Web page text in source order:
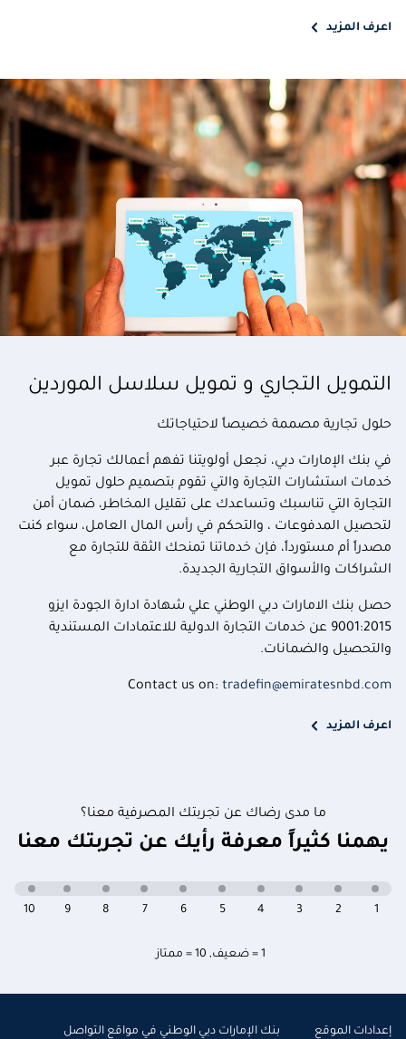
اعرف المزيد
التمويل التجاري و تمويل سلاسل الموردين
حلول تجارية مصممة خصيصاً لاحتياجاتك
في بنك الإمارات دبي، نجعل أولويتنا تفهم أعمالك تجارة عبر
خدمات استشارات التجارة والتي تقوم بتصميم حلول تمويل
التجارة التي تناسبك وتساعدك على تقليل المخاطر، ضمان أمن
لتحصيل المدفوعات ، والتحكم في رأس المال العامل، سواء كنت
مصدراً أم مستورداً، فإن خدماتنا تمنحك الثقة للتجارة مع
الشراكات والأسواق التجارية الجديدة.
حصل بنك الامارات دبي الوطني علي شهادة ادارة الجودة ايزو
9001:2015 عن خدمات التجارة الدولية للاعتمادات المستندية
والتحصيل والضمانات.
Contact us on: tradefin@emiratesnbd.com
اعرف المزيد
ما مدى رضاك عن تجربتك المصرفية معنا؟
يهمنا كثيراً معرفة رأيك عن تجربتك معنا
1 = ضعيف , 10 = ممتاز
10 9 8 7 6 5 4 3 2 1
إعدادات الموقع
بنك الإمارات دبي الوطني في مواقع التواصل